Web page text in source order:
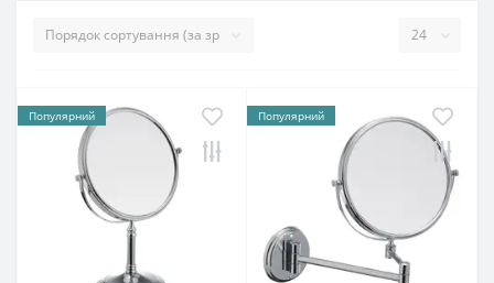
Популярний Популярний